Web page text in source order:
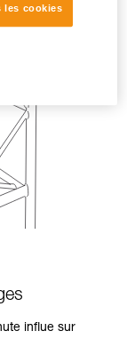
influe sur
les cookies